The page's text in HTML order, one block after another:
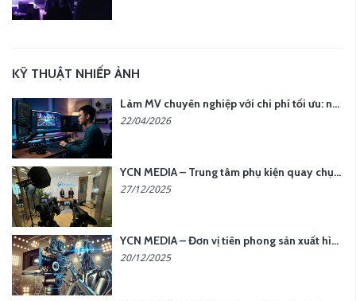
KỸ THUẬT NHIẾP ẢNH
Làm MV chuyên nghiệp với chi phí tối ưu: nên chọn quay thực tế hay video AI?
22/04/2026
YCN MEDIA – Trung tâm phụ kiện quay chụp tại Hà Nội
27/12/2025
YCN MEDIA – Đơn vị tiên phong sản xuất hình ảnh & âm thanh bằng AI tại Hà Nội
20/12/2025